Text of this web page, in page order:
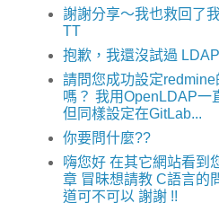
謝謝分享～我也救回了
TT
抱歉，我還沒試過
請問您成功設定
嗎？ 我用OpenLDAP一
但同樣設定在GitLab...
你要問什麼??
嗨您好 在其它網站看到
章 冒昧想請教 C語言的
道可不可以 謝謝 !!